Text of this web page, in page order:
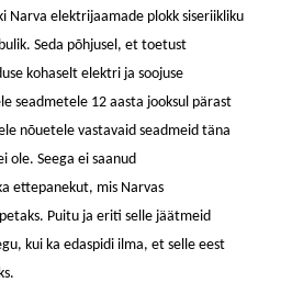
Narva elektrijaamade plokk siseriikliku
Seda põhjusel, et toetust
kohaselt elektri ja soojuse
seadmetele 12 aasta jooksul pärast
nõuetele vastavaid seadmeid täna
ole. Seega ei saanud
ettepanekut, mis Narvas
Puitu ja eriti selle jäätmeid
kui ka edaspidi ilma, et selle eest